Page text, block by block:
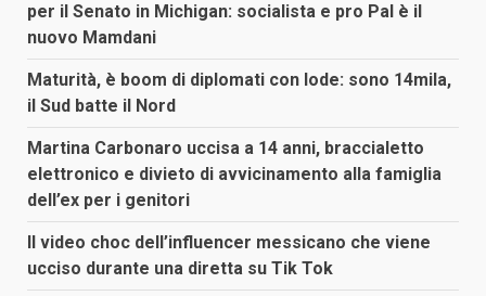
per il Senato in Michigan: socialista e pro Pal è il
nuovo Mamdani
Maturità, è boom di diplomati con lode: sono 14mila,
il Sud batte il Nord
Martina Carbonaro uccisa a 14 anni, braccialetto
elettronico e divieto di avvicinamento alla famiglia
dell’ex per i genitori
Il video choc dell’influencer messicano che viene
ucciso durante una diretta su Tik Tok